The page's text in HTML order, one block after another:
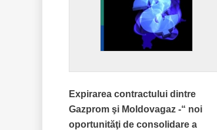
Expirarea contractului dintre
Gazprom şi Moldovagaz -“ noi
oportunităţi de consolidare a